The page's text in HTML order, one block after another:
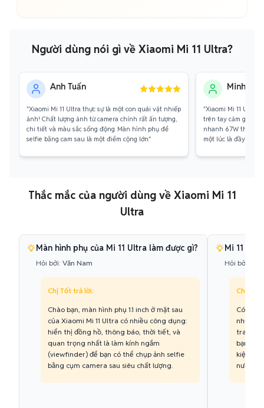
Người dùng nói gì về Xiaomi Mi 11 Ultra?
Anh Tuấn
"Xiaomi Mi 11 Ultra thực sự là một con quái vật nhiếp
ảnh! Chất lượng ảnh từ camera chính rất ấn tượng,
chi tiết và màu sắc sống động. Màn hình phụ để
selfie bằng cam sau là một điểm cộng lớn."
Minh Thư
"Xiaomi Mi 11 Ultra
trên tay cảm giác
nhanh 67W thật sự
một lúc là đầy pin."
Thắc mắc của người dùng về Xiaomi Mi 11
Ultra
Màn hình phụ của Mi 11 Ultra làm được gì?
Hỏi bởi: Văn Nam
Chị Tốt trả lời:
Chào bạn, màn hình phụ 1.1 inch ở mặt sau
của Xiaomi Mi 11 Ultra có nhiều công dụng:
hiển thị đồng hồ, thông báo, thời tiết, và
quan trọng nhất là làm kính ngắm
(viewfinder) để bạn có thể chụp ảnh selfie
bằng cụm camera sau siêu chất lượng.
Mi 11
Hỏi bởi:
Chị Tốt
Có bạn
những
trang bị
bạn
kiện
nước.